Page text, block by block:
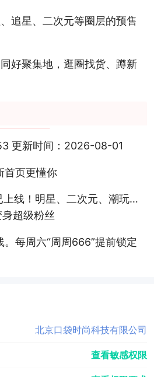
追星、二次元等圈层的预售
好聚集地，逛圈找货、蹲新
更新时间：2026-08-01
首页更懂你
上线！明星、二次元、潮玩…
超级粉丝
每周六“周周666”提前锁定
北京口袋时尚科技有限公司
查看敏感权限